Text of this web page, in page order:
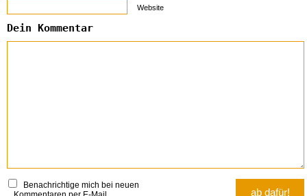
Website
Dein Kommentar
Benachrichtige mich bei neuen